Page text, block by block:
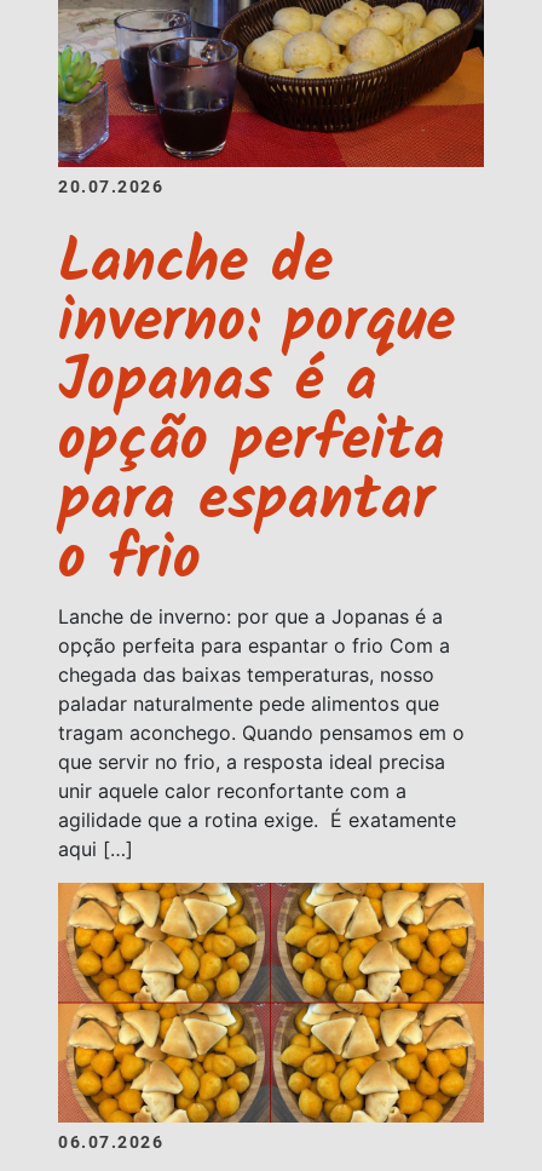
20.07.2026
Lanche de
inverno: porque
Jopanas é a
opção perfeita
para espantar
o frio
Lanche de inverno: por que a Jopanas é a
opção perfeita para espantar o frio Com a
chegada das baixas temperaturas, nosso
paladar naturalmente pede alimentos que
tragam aconchego. Quando pensamos em o
que servir no frio, a resposta ideal precisa
unir aquele calor reconfortante com a
agilidade que a rotina exige. É exatamente
aqui […]
06.07.2026